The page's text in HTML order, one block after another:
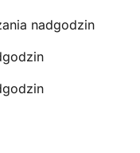
nadgodzin